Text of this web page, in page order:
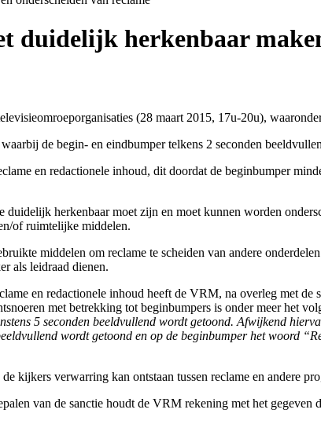
duidelijk herkenbaar
(28 maart 2015, 17u-20u),
de begin- en eindbumper telkens 2 seconden
en redactionele inhoud, dit doordat de beginbumper
herkenbaar moet zijn en moet kunnen worden
of ruimtelijke middelen.
middelen om reclame te scheiden van andere
als leidraad dienen.
en redactionele inhoud heeft de VRM, na overleg met de
met betrekking tot beginbumpers is onder meer het
5 seconden beeldvullend wordt getoond. Afwijkend
wordt getoond en op de beginbumper het woord
kijkers verwarring kan ontstaan tussen reclame en andere
van de sanctie houdt de VRM rekening met het